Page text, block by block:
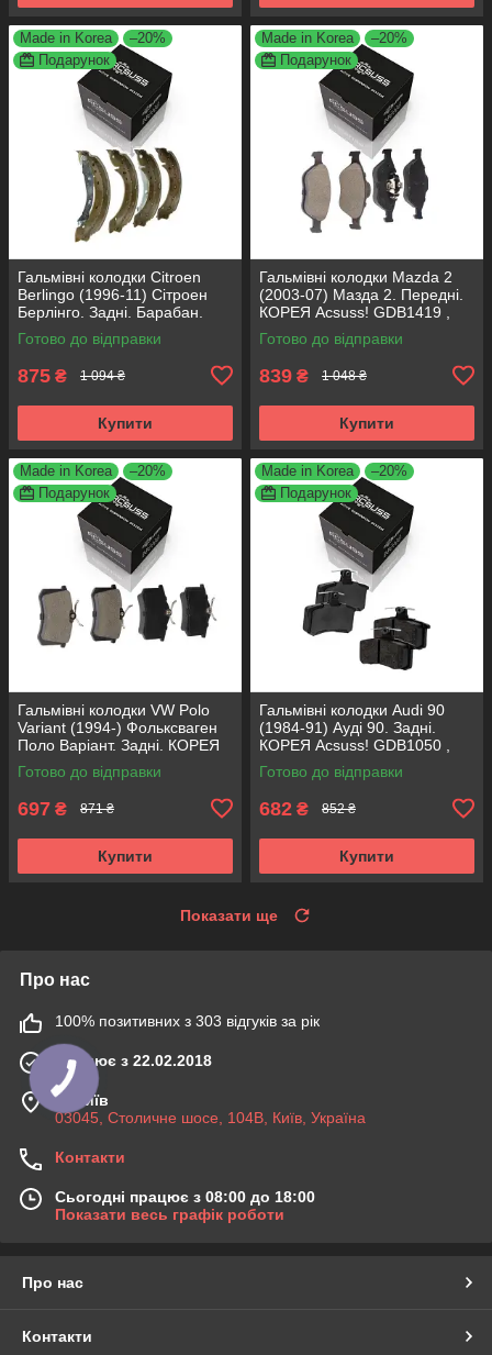
Made in Korea
–20%
Подарунок
Гальмівні колодки Citroen
Berlingo (1996-11) Сітроен
Берлінго. Задні. Барабан.
КОРЕЯ Acsuss! GS8635 ,
FSB567
Готово до відправки
875 ₴ 1 094 ₴
Купити
Made in Korea
–20%
Подарунок
Гальмівні колодки Mazda 2
(2003-07) Мазда 2. Передні.
КОРЕЯ Acsuss! GDB1419 ,
FDB1394
Готово до відправки
839 ₴ 1 048 ₴
Купити
Made in Korea
–20%
Подарунок
Гальмівні колодки VW Polo
Variant (1994-) Фольксваген
Поло Варіант. Задні. КОРЕЯ
Acsuss! GDB1330 , FDB1083 ,
FDB1491 , FDB4260
Готово до відправки
697 ₴ 871 ₴
Купити
Made in Korea
–20%
Подарунок
Гальмівні колодки Audi 90
(1984-91) Ауді 90. Задні.
КОРЕЯ Acsuss! GDB1050 ,
FDB222
Готово до відправки
682 ₴ 852 ₴
Купити
Показати ще
Про нас
100% позитивних з 303 відгуків за рік
Працює з 22.02.2018
м. Київ
03045, Столичне шосе, 104B, Київ, Україна
Контакти
Сьогодні працює з 08:00 до 18:00
Показати весь графік роботи
Про нас
Контакти